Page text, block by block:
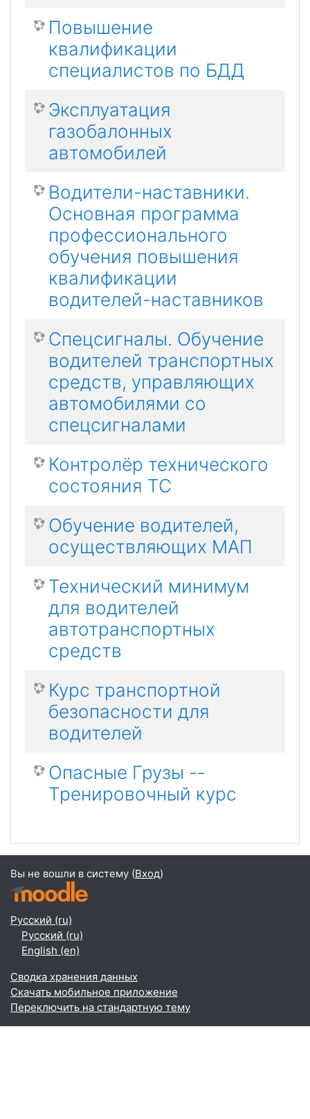
Повышение
квалификации
специалистов по БДД
Эксплуатация
газобалонных
автомобилей
Водители-наставники.
Основная программа
профессионального
обучения повышения
квалификации
водителей-наставников
Спецсигналы. Обучение
водителей транспортных
средств, управляющих
автомобилями со
спецсигналами
Контролёр технического
состояния ТС
Обучение водителей,
осуществляющих МАП
Технический минимум
для водителей
автотранспортных
средств
Курс транспортной
безопасности для
водителей
Опасные Грузы --
Тренировочный курс
Вы не вошли в систему (Вход)
Русский ‎(ru)‎
Русский ‎(ru)‎
English ‎(en)‎
Сводка хранения данных
Скачать мобильное приложение
Переключить на стандартную тему